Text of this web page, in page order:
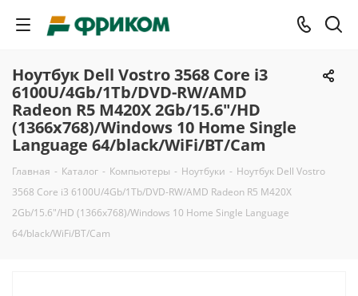
Ноутбук Dell Vostro 3568 Core i3
6100U/4Gb/1Tb/DVD-RW/AMD
Radeon R5 M420X 2Gb/15.6"/HD
(1366x768)/Windows 10 Home Single
Language 64/black/WiFi/BT/Cam
Главная - Каталог - Компьютеры - Ноутбуки - Ноутбук Dell Vostro
3568 Core i3 6100U/4Gb/1Tb/DVD-RW/AMD Radeon R5 M420X
2Gb/15.6"/HD (1366x768)/Windows 10 Home Single Language
64/black/WiFi/BT/Cam